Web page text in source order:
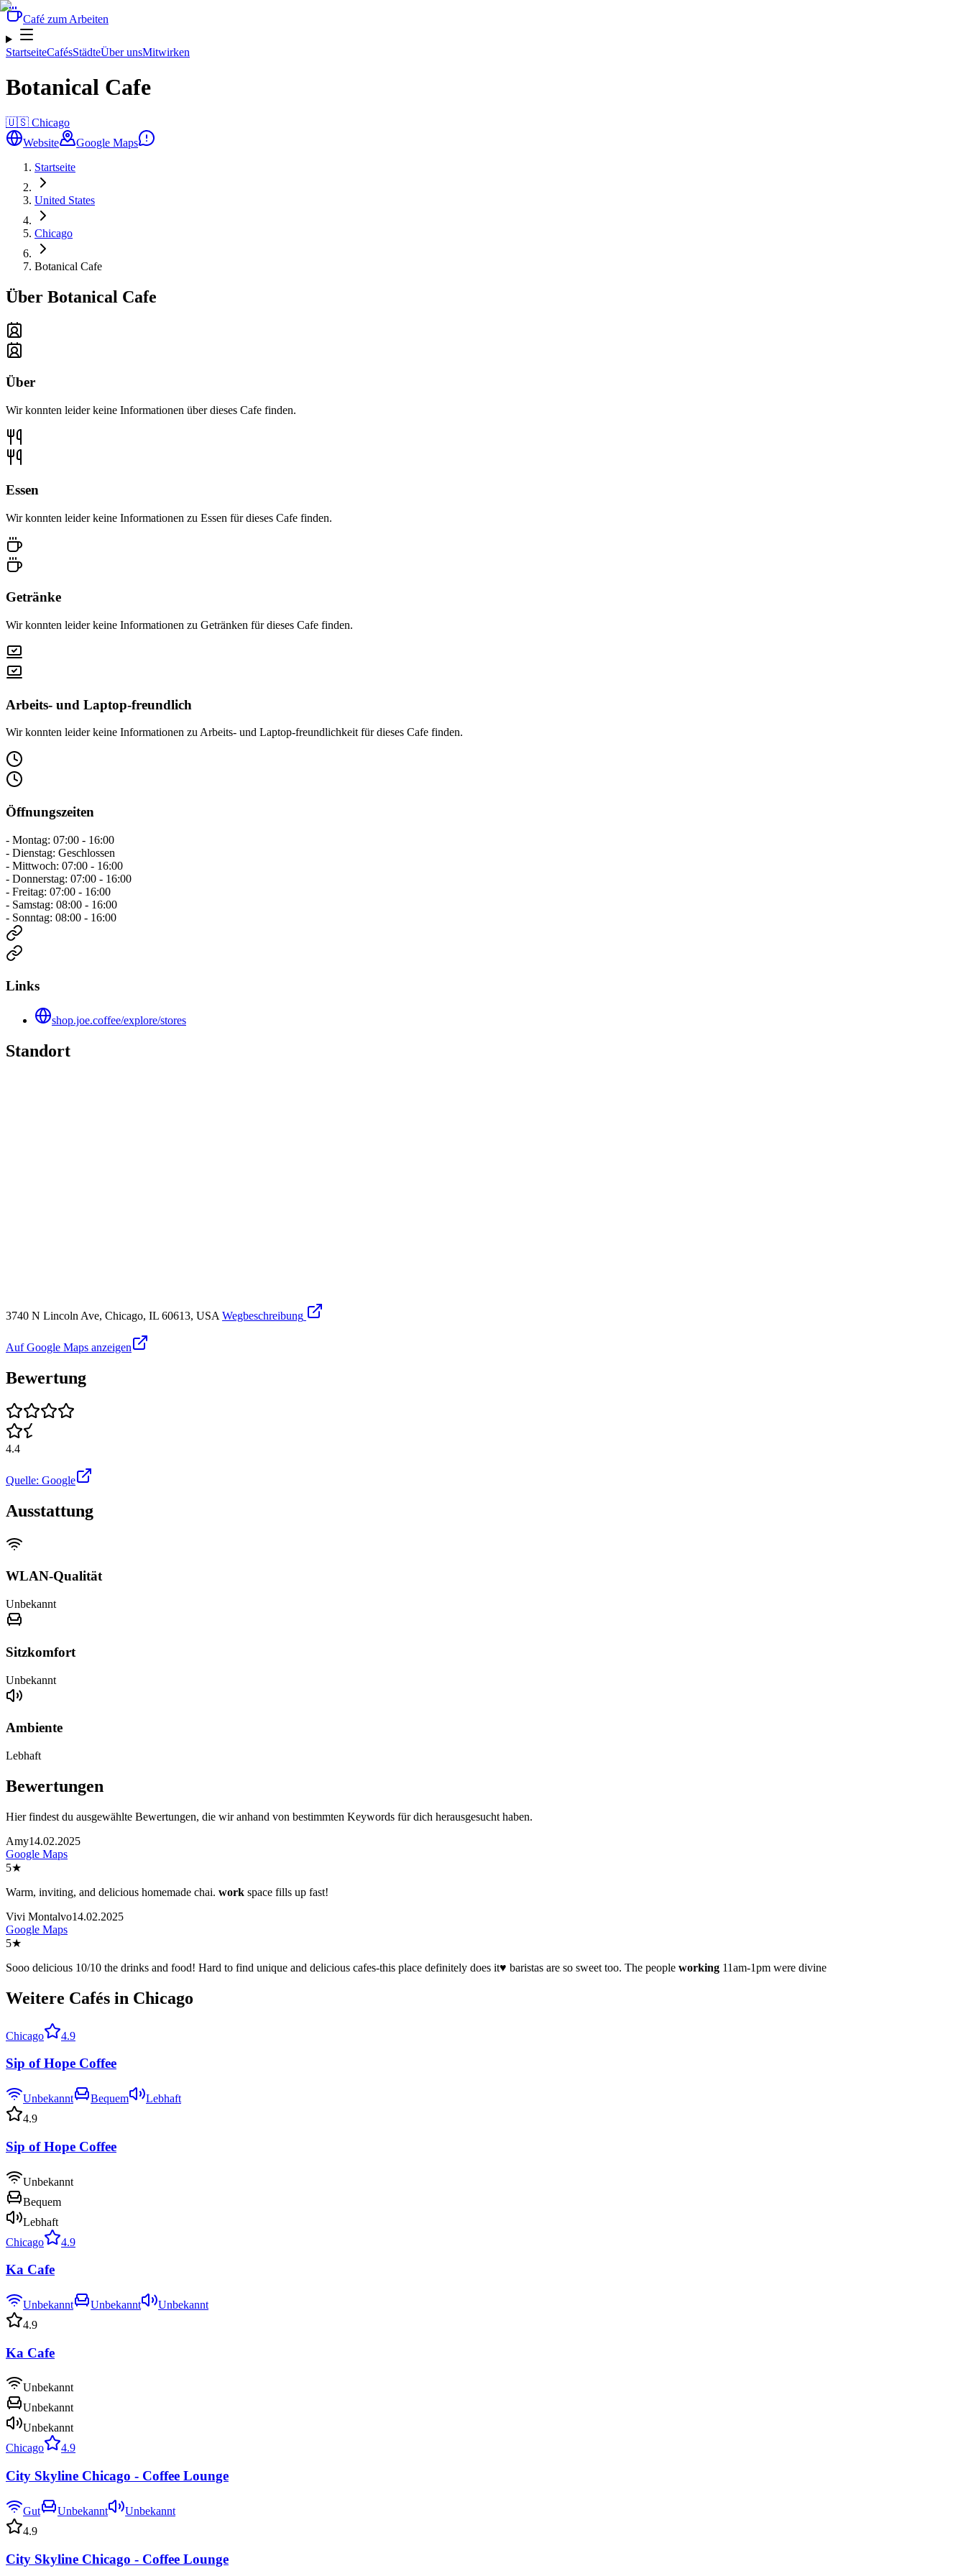
Café zum Arbeiten
StartseiteCafésStädteÜber unsMitwirken
Botanical Cafe
🇺🇸 Chicago
Website
Google Maps
Startseite
United States
Chicago
Botanical Cafe
Über Botanical Cafe
Über
Wir konnten leider keine Informationen über dieses Cafe finden.
Essen
Wir konnten leider keine Informationen zu Essen für dieses Cafe finden.
Getränke
Wir konnten leider keine Informationen zu Getränken für dieses Cafe finden.
Arbeits- und Laptop-freundlich
Wir konnten leider keine Informationen zu Arbeits- und Laptop-freundlichkeit für dieses Cafe finden.
Öffnungszeiten
- Montag: 07:00 - 16:00
- Dienstag: Geschlossen
- Mittwoch: 07:00 - 16:00
- Donnerstag: 07:00 - 16:00
- Freitag: 07:00 - 16:00
- Samstag: 08:00 - 16:00
- Sonntag: 08:00 - 16:00
Links
shop.joe.coffee/explore/stores
Standort
3740 N Lincoln Ave, Chicago, IL 60613, USA Wegbeschreibung
Auf Google Maps anzeigen
Bewertung
4.4
Quelle: Google
Ausstattung
WLAN-Qualität
Unbekannt
Sitzkomfort
Unbekannt
Ambiente
Lebhaft
Bewertungen
Hier findest du ausgewählte Bewertungen, die wir anhand von bestimmten Keywords für dich herausgesucht haben.
Amy14.02.2025
Google Maps
5★
Warm, inviting, and delicious homemade chai. work space fills up fast!
Vivi Montalvo14.02.2025
Google Maps
5★
Sooo delicious 10/10 the drinks and food! Hard to find unique and delicious cafes-this place definitely does it♥️ baristas are so sweet too. The people working 11am-1pm were divine
Weitere Cafés in Chicago
Chicago 4.9
Sip of Hope Coffee
Unbekannt Bequem
Lebhaft
4.9
Sip of Hope Coffee
Unbekannt
Bequem
Lebhaft
Chicago
4.9
Ka Cafe
Unbekannt Unbekannt
Unbekannt
4.9
Ka Cafe
Unbekannt
Unbekannt
Unbekannt
Chicago
4.9
City Skyline Chicago - Coffee Lounge
Gut Unbekannt
Unbekannt
4.9
City Skyline Chicago - Coffee Lounge